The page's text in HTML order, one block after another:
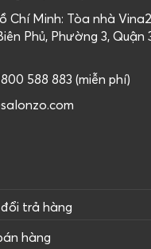
Chí Minh: Tòa nhà
Phủ, Phường 3, Quận
588 883 (miễn phí)
trả hàng
hàng